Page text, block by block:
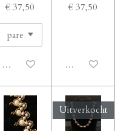
€ 37,50
Uitgeschakeld
€ 37,50
Uitgeschakeld
Uitverkocht